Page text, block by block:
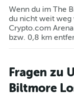
Wenn du im The
du nicht weit weg
Crypto.com
bzw. 0,8 km
Fragen zu
Biltmore